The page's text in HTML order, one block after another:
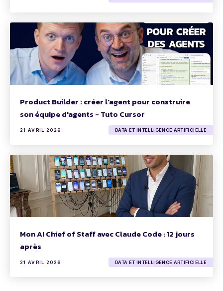
Product Builder : créer l'agent pour construire
son équipe d'agents - Tuto Cursor
21 AVRIL 2026 DATA ET INTELLIGENCE ARTIFICIELLE
Mon AI Chief of Staff avec Claude Code : 12 jours
après
21 AVRIL 2026 DATA ET INTELLIGENCE ARTIFICIELLE